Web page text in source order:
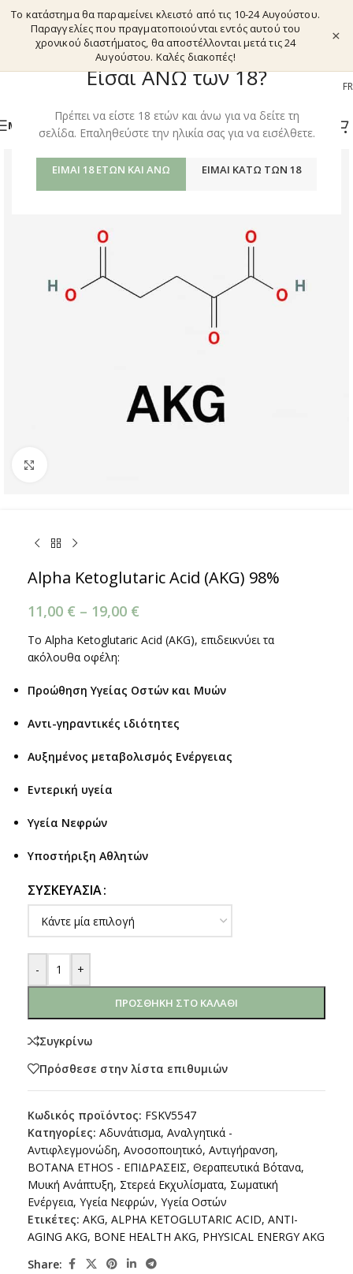
Είσαι ΑΝΩ των 18?
Πρέπει να είστε 18 ετών και άνω για να δείτε τη
σελίδα. Επαληθεύστε την ηλικία σας για να εισέλθετε.
ΕΊΜΑΙ 18 ΕΤΏΝ ΚΑΙ ΆΝΩ ΕΊΜΑΙ ΚΆΤΩ ΤΩΝ 18
Το κατάστημα θα παραμείνει κλειστό από τις 10-24 Αυγούστου.
Παραγγελίες που πραγματοποιούνται εντός αυτού του
χρονικού διαστήματος, θα αποστέλλονται μετά τις 24
Αυγούστου. Καλές διακοπές!
×
EL FR
ΜΕΝΟΎ
Alpha Ketoglutaric Acid (AKG) 98%
11,00 € – 19,00 €
Το Alpha Ketoglutaric Acid (AKG), επιδεικνύει τα
ακόλουθα οφέλη:
Προώθηση Υγείας Οστών και Μυών
Αντι-γηραντικές ιδιότητες
Αυξημένος μεταβολισμός Ενέργειας
Εντερική υγεία
Υγεία Νεφρών
Υποστήριξη Αθλητών
ΣΥΣΚΕΥΑΣΊΑ
- +
ΠΡΟΣΘΉΚΗ ΣΤΟ ΚΑΛΆΘΙ
Συγκρίνω
Πρόσθεσε στην λίστα επιθυμιών
Κωδικός προϊόντος: FSKV5547
Κατηγορίες: Αδυνάτισμα, Αναλγητικά -
Αντιφλεγμονώδη, Ανοσοποιητικό, Αντιγήρανση,
ΒΟΤΑΝΑ ETHOS - ΕΠΙΔΡΑΣΕΙΣ, Θεραπευτικά Βότανα,
Μυική Ανάπτυξη, Στερεά Εκχυλίσματα, Σωματική
Ενέργεια, Υγεία Νεφρών, Υγεία Οστών
Ετικέτες: AKG, ALPHA KETOGLUTARIC ACID, ANTI-
AGING AKG, BONE HEALTH AKG, PHYSICAL ENERGY AKG
Share: